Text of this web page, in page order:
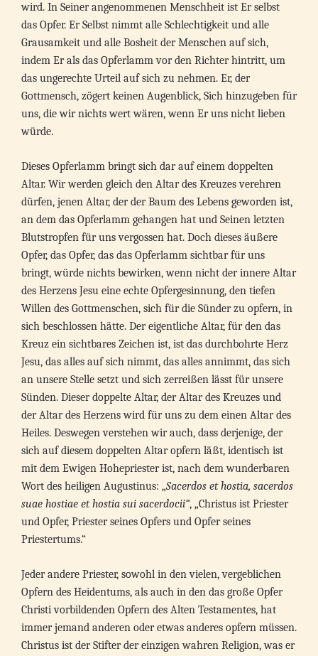
wird. In Seiner angenommenen Menschheit ist Er selbst
das Opfer. Er Selbst nimmt alle Schlechtigkeit und alle
Grausamkeit und alle Bosheit der Menschen auf sich,
indem Er als das Opferlamm vor den Richter hintritt, um
das ungerechte Urteil auf sich zu nehmen. Er, der
Gottmensch, zögert keinen Augenblick, Sich hinzugeben für
uns, die wir nichts wert wären, wenn Er uns nicht lieben
würde.
Dieses Opferlamm bringt sich dar auf einem doppelten
Altar. Wir werden gleich den Altar des Kreuzes verehren
dürfen, jenen Altar, der der Baum des Lebens geworden ist,
an dem das Opferlamm gehangen hat und Seinen letzten
Blutstropfen für uns vergossen hat. Doch dieses äußere
Opfer, das Opfer, das das Opferlamm sichtbar für uns
bringt, würde nichts bewirken, wenn nicht der innere Altar
des Herzens Jesu eine echte Opfergesinnung, den tiefen
Willen des Gottmenschen, sich für die Sünder zu opfern, in
sich beschlossen hätte. Der eigentliche Altar, für den das
Kreuz ein sichtbares Zeichen ist, ist das durchbohrte Herz
Jesu, das alles auf sich nimmt, das alles annimmt, das sich
an unsere Stelle setzt und sich zerreißen lässt für unsere
Sünden. Dieser doppelte Altar, der Altar des Kreuzes und
der Altar des Herzens wird für uns zu dem einen Altar des
Heiles. Deswegen verstehen wir auch, dass derjenige, der
sich auf diesem doppelten Altar opfern läßt, identisch ist
mit dem Ewigen Hohepriester ist, nach dem wunderbaren
Wort des heiligen Augustinus: „Sacerdos et hostia, sacerdos
suae hostiae et hostia sui sacerdocii“, „Christus ist Priester
und Opfer, Priester seines Opfers und Opfer seines
Priestertums.“
Jeder andere Priester, sowohl in den vielen, vergeblichen
Opfern des Heidentums, als auch in den das große Opfer
Christi vorbildenden Opfern des Alten Testamentes, hat
immer jemand anderen oder etwas anderes opfern müssen.
Christus ist der Stifter der einzigen wahren Religion, was er